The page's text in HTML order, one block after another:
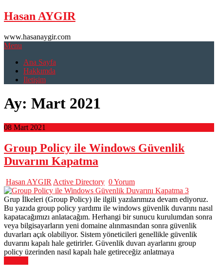
Skip
to
Hasan AYGIR
www.hasanaygir.com
Menu
Ana Sayfa
Hakkımda
İletişim
Ay: Mart 2021
08 Mart 2021
Group Policy ile Windows Güvenlik
Duvarını Kapatma
Hasan AYGIR Active Directory 0 Yorum
Grup İlkeleri (Group Policy) ile ilgili yazılarımıza devam ediyoruz.
Bu yazıda group policy yardımı ile windows güvenlik duvarını nasıl
kapatacağımızı anlatacağım. Herhangi bir sunucu kurulumdan sonra
veya bilgisayarların yeni domaine alınmasından sonra güvenlik
duvarları açık olabiliyor. Sistem yöneticileri genellikle güvenlik
duvarını kapalı hale getirirler. Güvenlik duvarı ayarlarını group
policy üzerinden nasıl kapalı hale getireceğiz anlatmaya